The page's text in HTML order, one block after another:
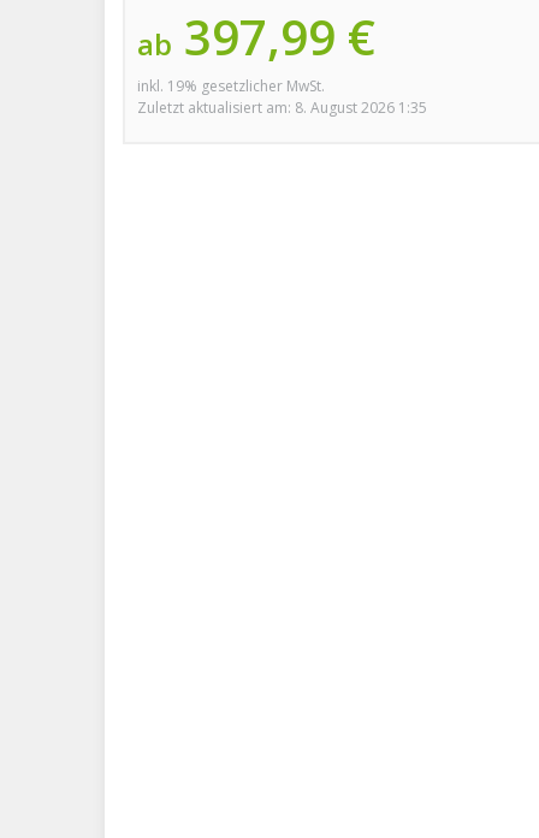
ab 397,99 €
inkl. 19% gesetzlicher MwSt.
Zuletzt aktualisiert am: 8. August 2026 1:35